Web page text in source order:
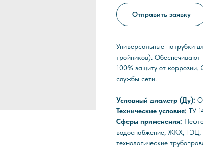
Отправить заявку
Универсальные патрубки
тройников). Обеспечивают
100% защиту от
службы сети.
Условный диаметр (Ду):
Технические условия: ТУ
Сферы применения:
водоснабжение, ЖКХ, ТЭЦ,
технологические